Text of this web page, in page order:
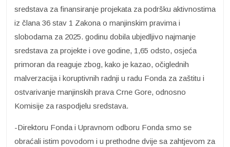
sredstava za finansiranje projekata za podršku aktivnostima
iz člana 36 stav 1 Zakona o manjinskim pravima i
slobodama za 2025. godinu dobila ubjedljivo najmanje
sredstava za projekte i ove godine, 1,65 odsto, osjeća
primoran da reaguje zbog, kako je kazao, očiglednih
malverzacija i koruptivnih radnji u radu Fonda za zaštitu i
ostvarivanje manjinskih prava Crne Gore, odnosno
Komisije za raspodjelu sredstava.
-Direktoru Fonda i Upravnom odboru Fonda smo se
obraćali istim povodom i u prethodne dvije sa zahtjevom za